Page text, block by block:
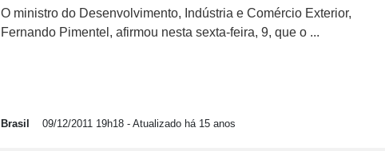
O ministro do Desenvolvimento, Indústria e Comércio Exterior,
Fernando Pimentel, afirmou nesta sexta-feira, 9, que o ...
Brasil 09/12/2011 19h18- Atualizado há 15 anos